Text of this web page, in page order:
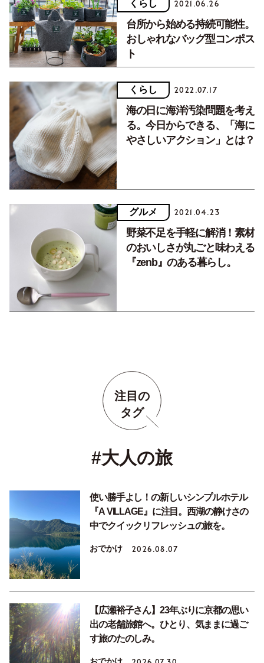
くらし 2021.06.26
台所から始める持続可能性。
おしゃれなバッグ型コンポス
ト
くらし 2022.07.17
海の日に海洋汚染問題を考え
る。今日からできる、「海に
やさしいアクション」とは？
グルメ 2021.04.23
野菜不足を手軽に解消！素材
のおいしさが丸ごと味わえる
『zenb』のある暮らし。
注目の
タグ
#大人の旅
使い勝手よし！の新しいシンプルホテル
『A VILLAGE』に注目。西湖の静けさの
中でクイックリフレッシュの旅を。
おでかけ 2026.08.07
【広瀬裕子さん】23年ぶりに京都の思い
出の老舗旅館へ。ひとり、気ままに過ご
す旅のたのしみ。
おでかけ